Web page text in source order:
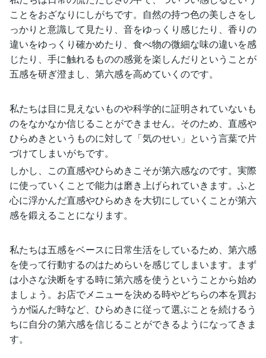
ことをおざなりにしがちです。自然の持つ色の美しさをし
っかりと意識して見たり、音をゆっくり感じたり、香りの
違いをゆっくり確かめたり、食べ物の微細な味の違いを感
じたり、手に触れるものの感覚を楽しんだりということが
五感を研ぎ澄まし、第六感を高めていくのです。
私たちは目に見えないものや科学的に証明されていないも
のをなかなか信じることができません。そのため、直感や
ひらめきというものに対して「気のせい」という言葉で片
づけてしまいがちです。
しかし、この直感やひらめきこそが第六感なのです。実際
に使っていくことで能力は磨き上げられていきます。ふと
心に浮かんだ直感やひらめきを大切にしていくことが第六
感を鍛えることになります。
私たちは五感をベースに日常生活をしているため、第六感
を使って行動するのはためらいを感じてしまいます。まず
は小さな決断をする時に第六感を使うということから始め
ましょう。お店でメニューを決める時やどちらの本を買お
うか悩んだ時など、ひらめきに従って選ぶことを続けるう
ちに自分の第六感を信じることができるようになってきま
す。